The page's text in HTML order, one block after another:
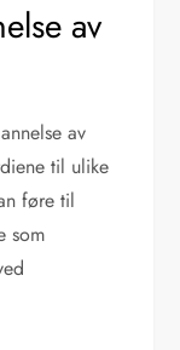
av
av
til ulike
føre til
som